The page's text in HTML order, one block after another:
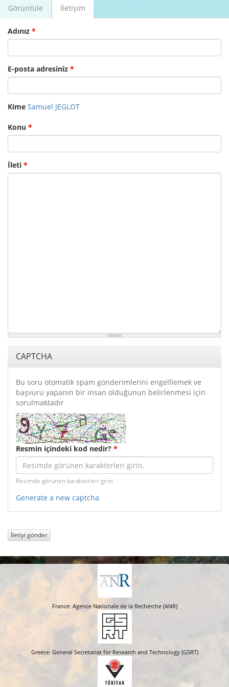
Birincil sekmeler
Görüntüle İletişim
sekme)
Adınız *
E-posta adresiniz *
Kime Samuel JEGLOT
Konu *
İleti *
CAPTCHA
Bu soru otomatik spam gönderimlerini engelllemek ve
başvuru yapanın bir insan olduğunun belirlenmesi için
sorulmaktadır
Resmin içindeki kod nedir? *
Resimde görünen karakterleri girin.
Generate a new captcha
İletiyi gönder
France: Agence Nationale de la Recherche (ANR)
Greece: General Secretariat for Research and Technology (GSRT)